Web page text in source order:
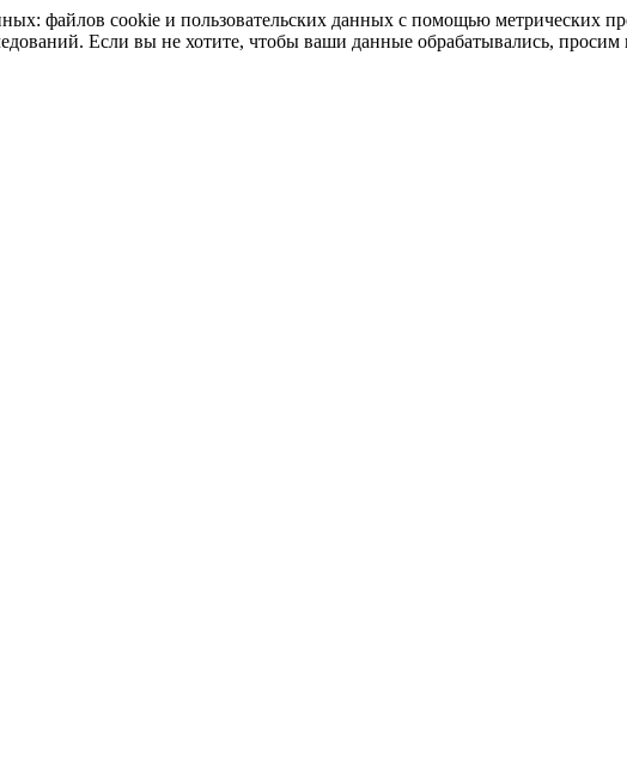
файлов cookie и пользовательских данных с помощью метрических
Если вы не хотите, чтобы ваши данные обрабатывались, просим